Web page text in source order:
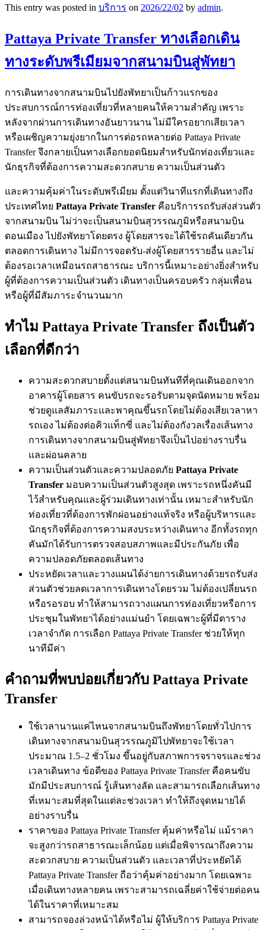
This entry was posted in บริการ on 2026/22/02 by admin.
Pattaya Private Transfer ทางเลือกเดิน
ทางระดับพรีเมียมจากสนามบินสู่พัทยา
การเดินทางจากสนามบินไปยังพัทยาเป็นก้าวแรกของ
ประสบการณ์การท่องเที่ยวที่หลายคนให้ความสำคัญ เพราะ
หลังจากผ่านการเดินทางอันยาวนาน ไม่มีใครอยากเสียเวลา
หรือเผชิญความยุ่งยากในการต่อรถหลายต่อ Pattaya Private
Transfer จึงกลายเป็นทางเลือกยอดนิยมสำหรับนักท่องเที่ยวและ
นักธุรกิจที่ต้องการความสะดวกสบาย ความเป็นส่วนตัว
และความคุ้มค่าในระดับพรีเมียม ตั้งแต่วินาทีแรกที่เดินทางถึง
ประเทศไทย Pattaya Private Transfer คือบริการรถรับส่งส่วนตัว
จากสนามบิน ไม่ว่าจะเป็นสนามบินสุวรรณภูมิหรือสนามบิน
ดอนเมือง ไปยังพัทยาโดยตรง ผู้โดยสารจะได้ใช้รถคันเดียวกัน
ตลอดการเดินทาง ไม่มีการจอดรับ-ส่งผู้โดยสารรายอื่น และไม่
ต้องรอเวลาเหมือนรถสาธารณะ บริการนี้เหมาะอย่างยิ่งสำหรับ
ผู้ที่ต้องการความเป็นส่วนตัว เดินทางเป็นครอบครัว กลุ่มเพื่อน
หรือผู้ที่มีสัมภาระจำนวนมาก
ทำไม Pattaya Private Transfer ถึงเป็นตัว
เลือกที่ดีกว่า
ความสะดวกสบายตั้งแต่สนามบินทันทีที่คุณเดินออกจาก
อาคารผู้โดยสาร คนขับรถจะรอรับตามจุดนัดหมาย พร้อม
ช่วยดูแลสัมภาระและพาคุณขึ้นรถโดยไม่ต้องเสียเวลาหา
รถเอง ไม่ต้องต่อคิวแท็กซี่ และไม่ต้องกังวลเรื่องเส้นทาง
การเดินทางจากสนามบินสู่พัทยาจึงเป็นไปอย่างราบรื่น
และผ่อนคลาย
ความเป็นส่วนตัวและความปลอดภัย Pattaya Private
Transfer มอบความเป็นส่วนตัวสูงสุด เพราะรถหนึ่งคันมี
ไว้สำหรับคุณและผู้ร่วมเดินทางเท่านั้น เหมาะสำหรับนัก
ท่องเที่ยวที่ต้องการพักผ่อนอย่างแท้จริง หรือผู้บริหารและ
นักธุรกิจที่ต้องการความสงบระหว่างเดินทาง อีกทั้งรถทุก
คันมักได้รับการตรวจสอบสภาพและมีประกันภัย เพื่อ
ความปลอดภัยตลอดเส้นทาง
ประหยัดเวลาและวางแผนได้ง่ายการเดินทางด้วยรถรับส่ง
ส่วนตัวช่วยลดเวลาการเดินทางโดยรวม ไม่ต้องเปลี่ยนรถ
หรือรอรอบ ทำให้สามารถวางแผนการท่องเที่ยวหรือการ
ประชุมในพัทยาได้อย่างแม่นยำ โดยเฉพาะผู้ที่มีตาราง
เวลาจำกัด การเลือก Pattaya Private Transfer ช่วยให้ทุก
นาทีมีค่า
คำถามที่พบบ่อยเกี่ยวกับ Pattaya Private
Transfer
ใช้เวลานานแค่ไหนจากสนามบินถึงพัทยาโดยทั่วไปการ
เดินทางจากสนามบินสุวรรณภูมิไปพัทยาจะใช้เวลา
ประมาณ 1.5–2 ชั่วโมง ขึ้นอยู่กับสภาพการจราจรและช่วง
เวลาเดินทาง ข้อดีของ Pattaya Private Transfer คือคนขับ
มักมีประสบการณ์ รู้เส้นทางลัด และสามารถเลือกเส้นทาง
ที่เหมาะสมที่สุดในแต่ละช่วงเวลา ทำให้ถึงจุดหมายได้
อย่างราบรื่น
ราคาของ Pattaya Private Transfer คุ้มค่าหรือไม่ แม้ราคา
จะสูงกว่ารถสาธารณะเล็กน้อย แต่เมื่อพิจารณาถึงความ
สะดวกสบาย ความเป็นส่วนตัว และเวลาที่ประหยัดได้
Pattaya Private Transfer ถือว่าคุ้มค่าอย่างมาก โดยเฉพาะ
เมื่อเดินทางหลายคน เพราะสามารถเฉลี่ยค่าใช้จ่ายต่อคน
ได้ในราคาที่เหมาะสม
สามารถจองล่วงหน้าได้หรือไม่ ผู้ให้บริการ Pattaya Private